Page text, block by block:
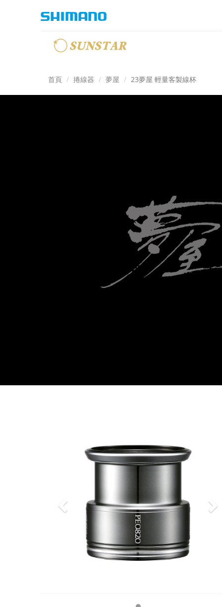
首頁 捲線器 夢屋 23夢屋 輕量客製線杯